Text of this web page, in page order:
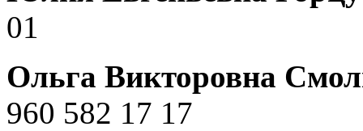
01
Ольга Викторовна
960 582 17 17